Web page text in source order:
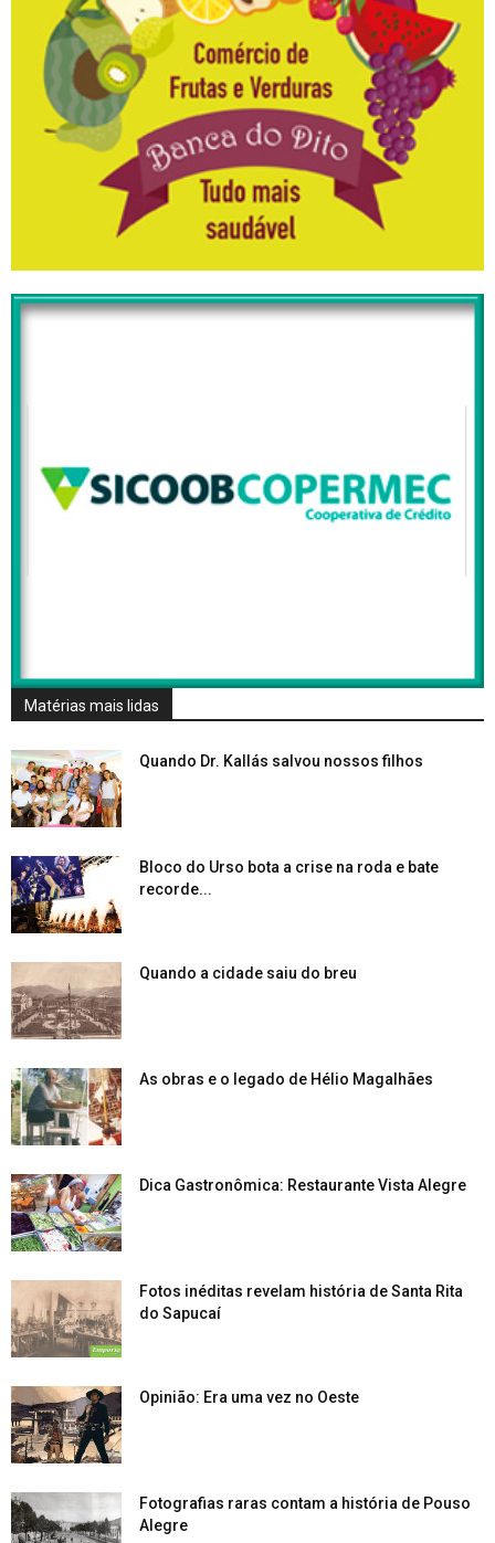
Matérias mais lidas
Quando Dr. Kallás salvou nossos filhos
Bloco do Urso bota a crise na roda e bate
recorde...
Quando a cidade saiu do breu
As obras e o legado de Hélio Magalhães
Dica Gastronômica: Restaurante Vista Alegre
Fotos inéditas revelam história de Santa Rita
do Sapucaí
Opinião: Era uma vez no Oeste
Fotografias raras contam a história de Pouso
Alegre